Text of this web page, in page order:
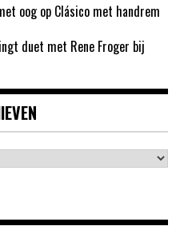
oog op Clásico met handrem
duet met Rene Froger bij